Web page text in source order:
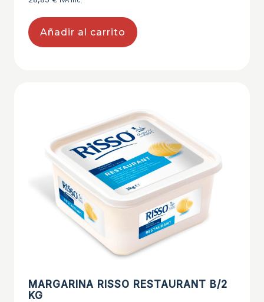
Añadir al carrito
MARGARINA RISSO RESTAURANT B/2
KG